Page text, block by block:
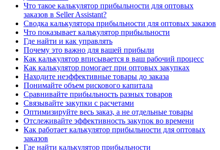
Что такое калькулятор прибыльности для оптовых
заказов в Seller Assistant?
Сводка калькулятора прибыльности для оптовых заказов
Что показывает калькулятор прибыльности
Где найти и как управлять
Почему это важно для вашей прибыли
Как калькулятор вписывается в ваш рабочий процесс
Как калькулятор помогает при оптовых закупках
Находите неэффективные товары до заказа
Понимайте объем рискового капитала
Сравнивайте прибыльность разных товаров
Связывайте закупки с расчетами
Оптимизируйте весь заказ, а не отдельные товары
Отслеживайте эффективность закупок во времени
Как работает калькулятор прибыльности для оптовых
заказов
Где найти калькулятор прибыльности